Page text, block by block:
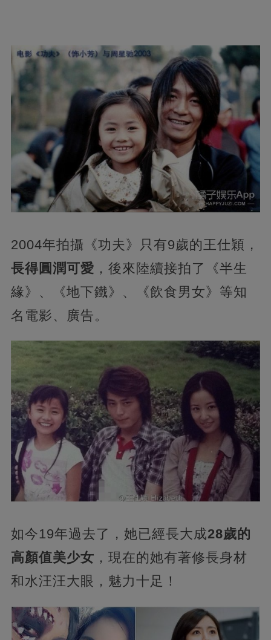
2004年拍攝《功夫》只有9歲的王仕穎，
長得圓潤可愛 ，後來陸續接拍了《半生
緣》、《地下鐵》、《飲食男女》等知
名電影、廣告。
如今19年過去了，她已經長大成28歲的
高顏值美少女 ，現在的她有著修長身材
和水汪汪大眼，魅力十足！